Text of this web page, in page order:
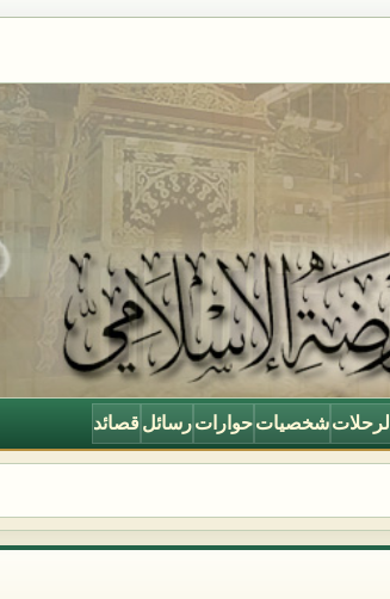
الرحلات شخصيات حوارات رسائل قصائد